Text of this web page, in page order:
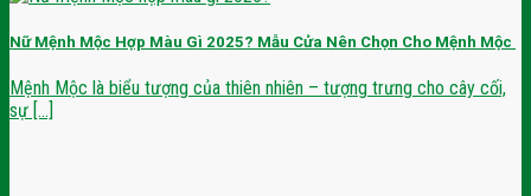
Nữ Mệnh Mộc Hợp Màu Gì 2025? Mẫu Cửa Nên Chọn Cho Mệnh Mộc
Mệnh Mộc là biểu tượng của thiên nhiên – tượng trưng cho cây cối,
sự [...]